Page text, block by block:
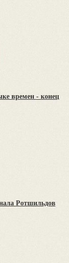
времен - конец
Ротшильдов